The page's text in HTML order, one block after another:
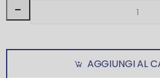
-
AGGIUNGI AL